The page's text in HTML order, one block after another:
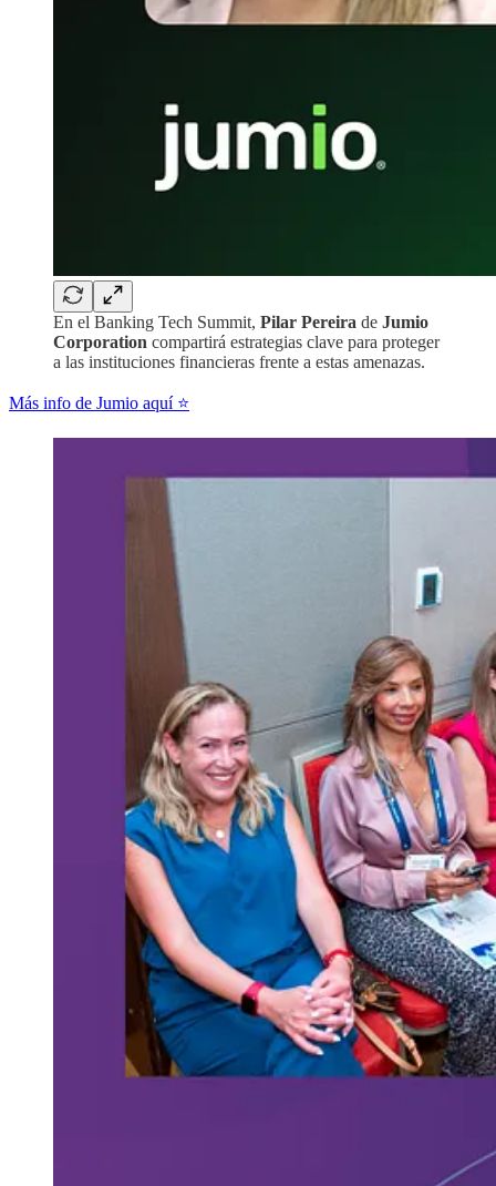
En el Banking Tech Summit, Pilar Pereira de Jumio
Corporation compartirá estrategias clave para proteger
a las instituciones financieras frente a estas amenazas.
Más info de Jumio aquí ⭐